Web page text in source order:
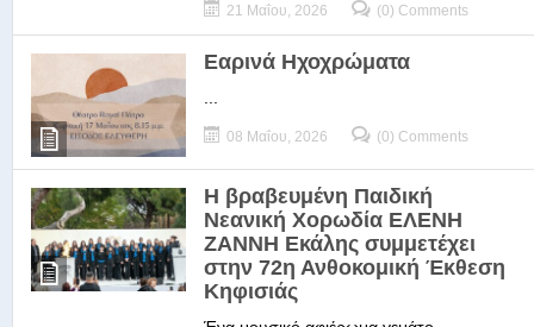
21 Μαΐου, 2026 (0) Comments
Εαρινά Ηχοχρώματα
08 Μαΐου, 2026 (0) Comments
Η βραβευμένη Παιδική
Νεανική Χορωδία ΕΛΕΝΗ
ΖΑΝΝΗ Εκάλης συμμετέχει
στην 72η Ανθοκομική Έκθεση
Κηφισιάς